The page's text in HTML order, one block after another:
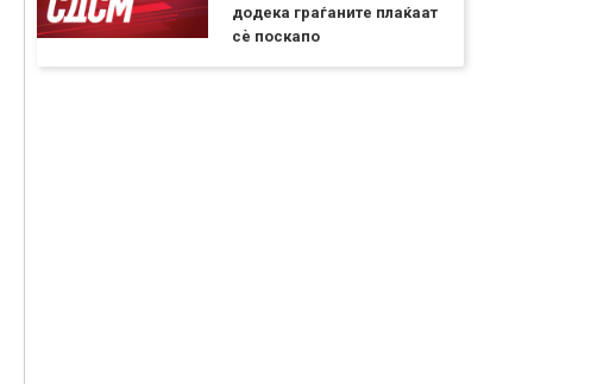
додека граѓаните плаќаат
сѐ поскапо